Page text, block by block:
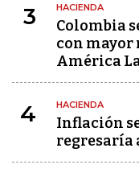
3 HACIENDA
Colombia
con mayor
América
4 HACIENDA
Inflación
regresaría